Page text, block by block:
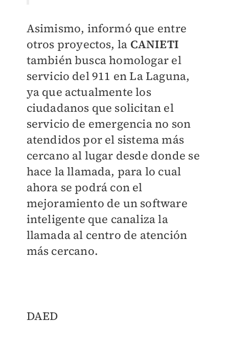
Asimismo, informó que entre
otros proyectos, la CANIETI
también busca homologar el
servicio del 911 en La Laguna,
ya que actualmente los
ciudadanos que solicitan el
servicio de emergencia no son
atendidos por el sistema más
cercano al lugar desde donde se
hace la llamada, para lo cual
ahora se podrá con el
mejoramiento de un software
inteligente que canaliza la
llamada al centro de atención
más cercano.
DAED